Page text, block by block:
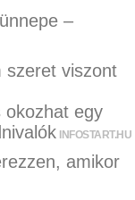
–
szeret viszont
okozhat egy
INFOSTART.HU
amikor